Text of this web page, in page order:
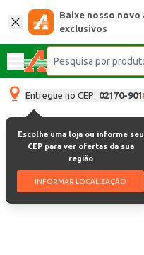
Baixe nosso novo
exclusivos
Entregue no CEP: 02170-901
Escolha uma loja ou informe seu
CEP para ver ofertas da sua
região
INFORMAR LOCALIZAÇÃO